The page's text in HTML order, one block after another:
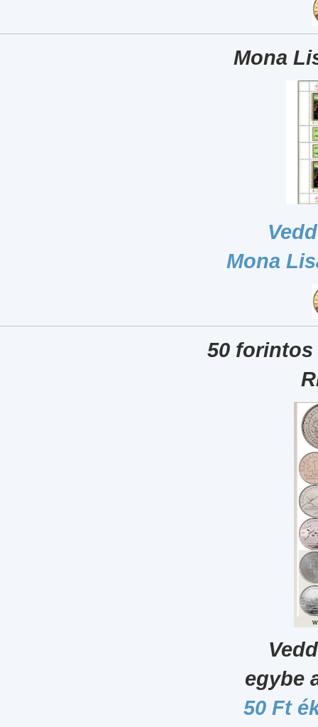
Mona
Mona
50 forintos
egybe
50 Ft